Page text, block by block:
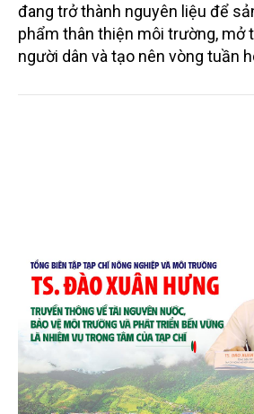
đang trở thành nguyên liệu để
phẩm thân thiện môi trường, mở
người dân và tạo nên vòng tuần
chén, dĩa... từ mo cau đã được